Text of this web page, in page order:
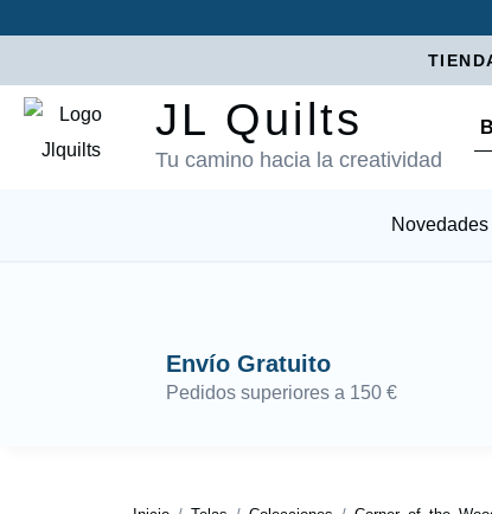
JL Quilts
Tu camino hacia la creatividad
Novedades
Envío Gratuito
Pedidos superiores a 150 €